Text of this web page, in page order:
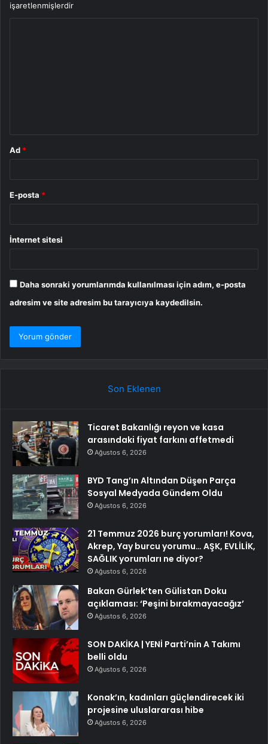
işaretlenmişlerdir
Ad *
E-posta *
İnternet sitesi
Daha sonraki yorumlarımda kullanılması için adım, e-posta
adresim ve site adresim bu tarayıcıya kaydedilsin.
Son Eklenen
Ticaret Bakanlığı reyon ve kasa
arasındaki fiyat farkını affetmedi
Ağustos 6, 2026
BYD Tang’ın Altından Düşen Parça
Sosyal Medyada Gündem Oldu
Ağustos 6, 2026
21 Temmuz 2026 burç yorumları! Kova,
Akrep, Yay burcu yorumu… AŞK, EVLİLİK,
SAĞLIK yorumları ne diyor?
Ağustos 6, 2026
Bakan Gürlek’ten Gülistan Doku
açıklaması: ‘Peşini bırakmayacağız’
Ağustos 6, 2026
SON DAKİKA | YENİ Parti’nin A Takımı
belli oldu
Ağustos 6, 2026
Konak’ın, kadınları güçlendirecek iki
projesine uluslararası hibe
Ağustos 6, 2026